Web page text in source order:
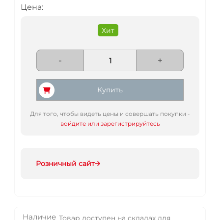
Цена:
Хит
- +
Купить
Для того, чтобы видеть цены и совершать покупки -
войдите или зарегистрируйтесь
Розничный сайт
Наличие Товар доступен на складах для